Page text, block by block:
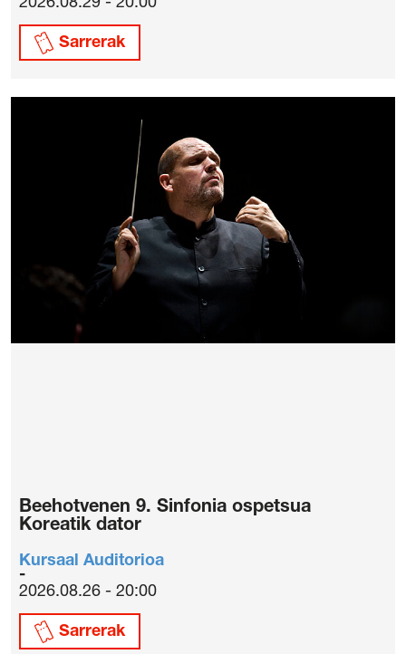
2026.08.29 - 20:00
Sarrerak
Beehotvenen 9. Sinfonia ospetsua
Koreatik dator
Kursaal Auditorioa
2026.08.26 - 20:00
Sarrerak